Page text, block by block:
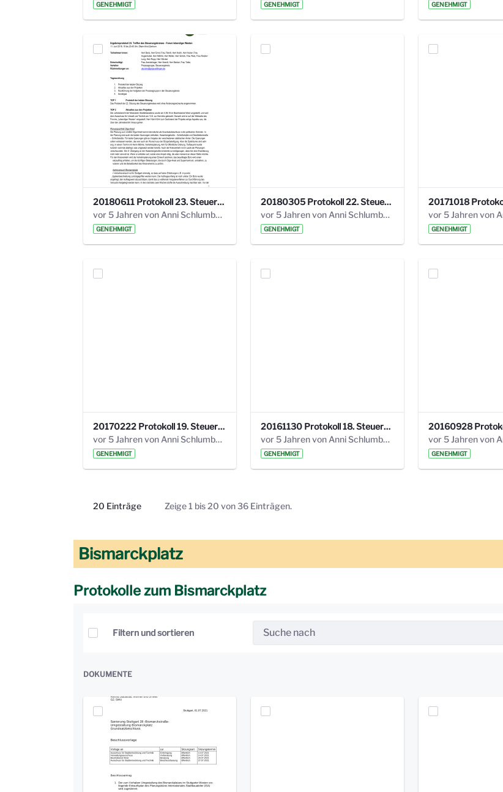
GENEHMIGT GENEHMIGT GENEHMIGT
20180611 Protokoll 23. Steuerungskreis.pdf
vor 5 Jahren von Anni Schlumberger
GENEHMIGT
20180305 Protokoll 22. Steuerungskreis.pdf
vor 5 Jahren von Anni Schlumberger
GENEHMIGT GENEHMIGT
20170222 Protokoll 19. Steuerungskreis.pdf
vor 5 Jahren von Anni Schlumberger
GENEHMIGT
20161130 Protokoll 18. Steuerungskreis.pdf
vor 5 Jahren von Anni Schlumberger
GENEHMIGT GENEHMIGT
20 Einträge
Pro Seite Zeige 1 bis 20 von 36 Einträgen.
Bismarckplatz
Protokolle zum Bismarckplatz
Elemente auswählen
Filtern und sortieren
DOKUMENTE